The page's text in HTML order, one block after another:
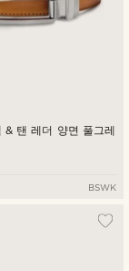
탠 레더 양면 풀그레
BSWK